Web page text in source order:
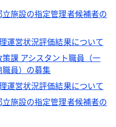
施設の指定管理者候補者の
運営状況評価結果について
課 アシスタント職員（一
員）の募集
運営状況評価結果について
施設の指定管理者候補者の